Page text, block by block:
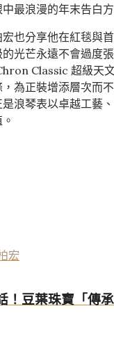
最浪漫的年末告白方
也分享他在紅毯與
光芒永遠不會過度
Classic 超級天
為正裝增添層次而
浪琴表以卓越工藝
宏
！豆葉珠寶「傳